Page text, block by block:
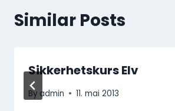
Similar Posts
Sikkerhetskurs Elv
By admin 11. mai 2013